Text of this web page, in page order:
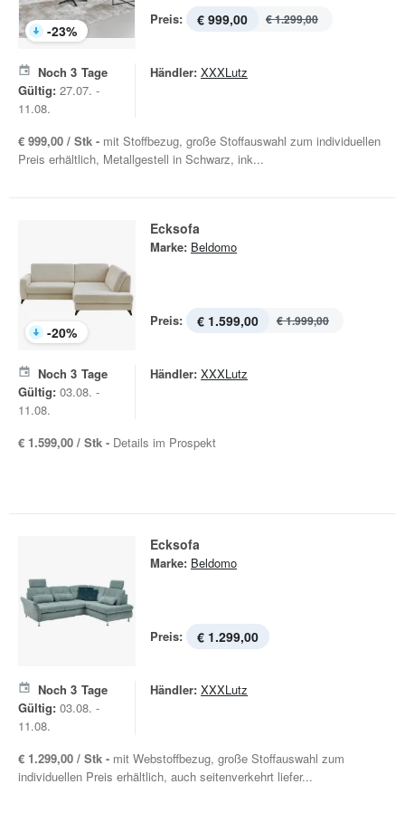
-23%
Preis: € 999,00 € 1.299,00
Noch 3 Tage
Gültig: 27.07. -
11.08.
Händler: XXXLutz
€ 999,00 / Stk - mit Stoffbezug, große Stoffauswahl zum individuellen
Preis erhältlich, Metallgestell in Schwarz, ink...
-20%
Ecksofa
Marke: Beldomo
Preis: € 1.599,00 € 1.999,00
Noch 3 Tage
Gültig: 03.08. -
11.08.
Händler: XXXLutz
€ 1.599,00 / Stk - Details im Prospekt
Ecksofa
Marke: Beldomo
Preis: € 1.299,00
Noch 3 Tage
Gültig: 03.08. -
11.08.
Händler: XXXLutz
€ 1.299,00 / Stk - mit Webstoffbezug, große Stoffauswahl zum
individuellen Preis erhältlich, auch seitenverkehrt liefer...